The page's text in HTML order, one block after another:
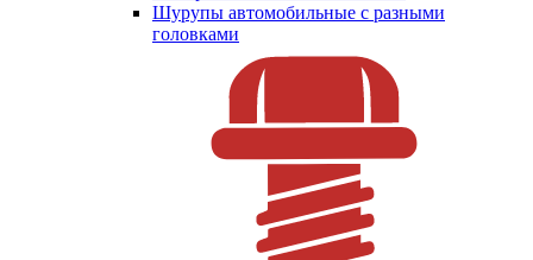
Шурупы автомобильные с разными
головками